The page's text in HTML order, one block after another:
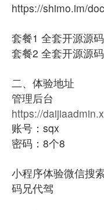
https://shimo.im/
套餐1 全套开源源
套餐2 全套开源源
二、体验地址
管理后台
https://
账号：sqx
密码：8个8
小程序体验微信搜
码兄代驾